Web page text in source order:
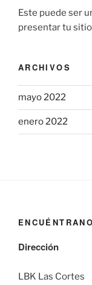
Este puede ser
presentar tu
ARCHIVOS
mayo 2022
enero 2022
Dirección
LBK Las Cortes